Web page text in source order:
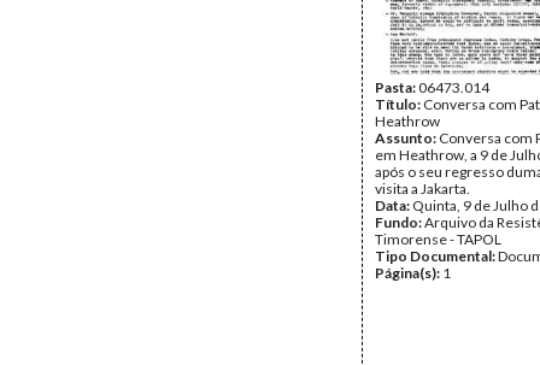
Pasta:06473.014
Título: Conversa com
Heathrow
Assunto: Conversa com
em Heathrow, a 9 de
após o seu regresso
visita a Jakarta.
Data: Quinta, 9 de Julho
Fundo:Arquivo da
Timorense - TAPOL
Tipo Documental:
Página(s): 1